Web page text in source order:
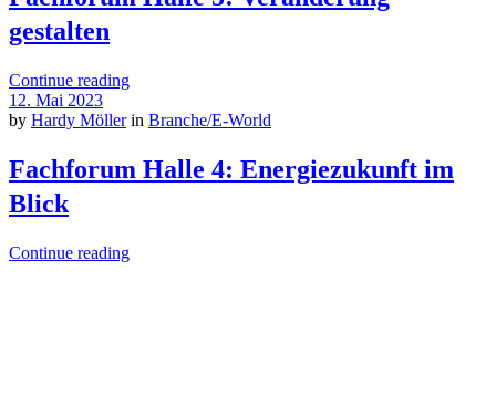
gestalten
Continue reading
12. Mai 2023
by Hardy Möller in Branche/E-World
Fachforum Halle 4: Energiezukunft im
Blick
Continue reading